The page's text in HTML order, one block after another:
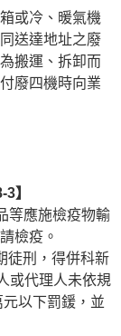
或冷、暖氣機
送達地址之廢
搬運、拆卸而
廢四機時向業
】
等應施檢疫物輸
檢疫。
徒刑，得併科新
或代理人未依規
以下罰鍰，並